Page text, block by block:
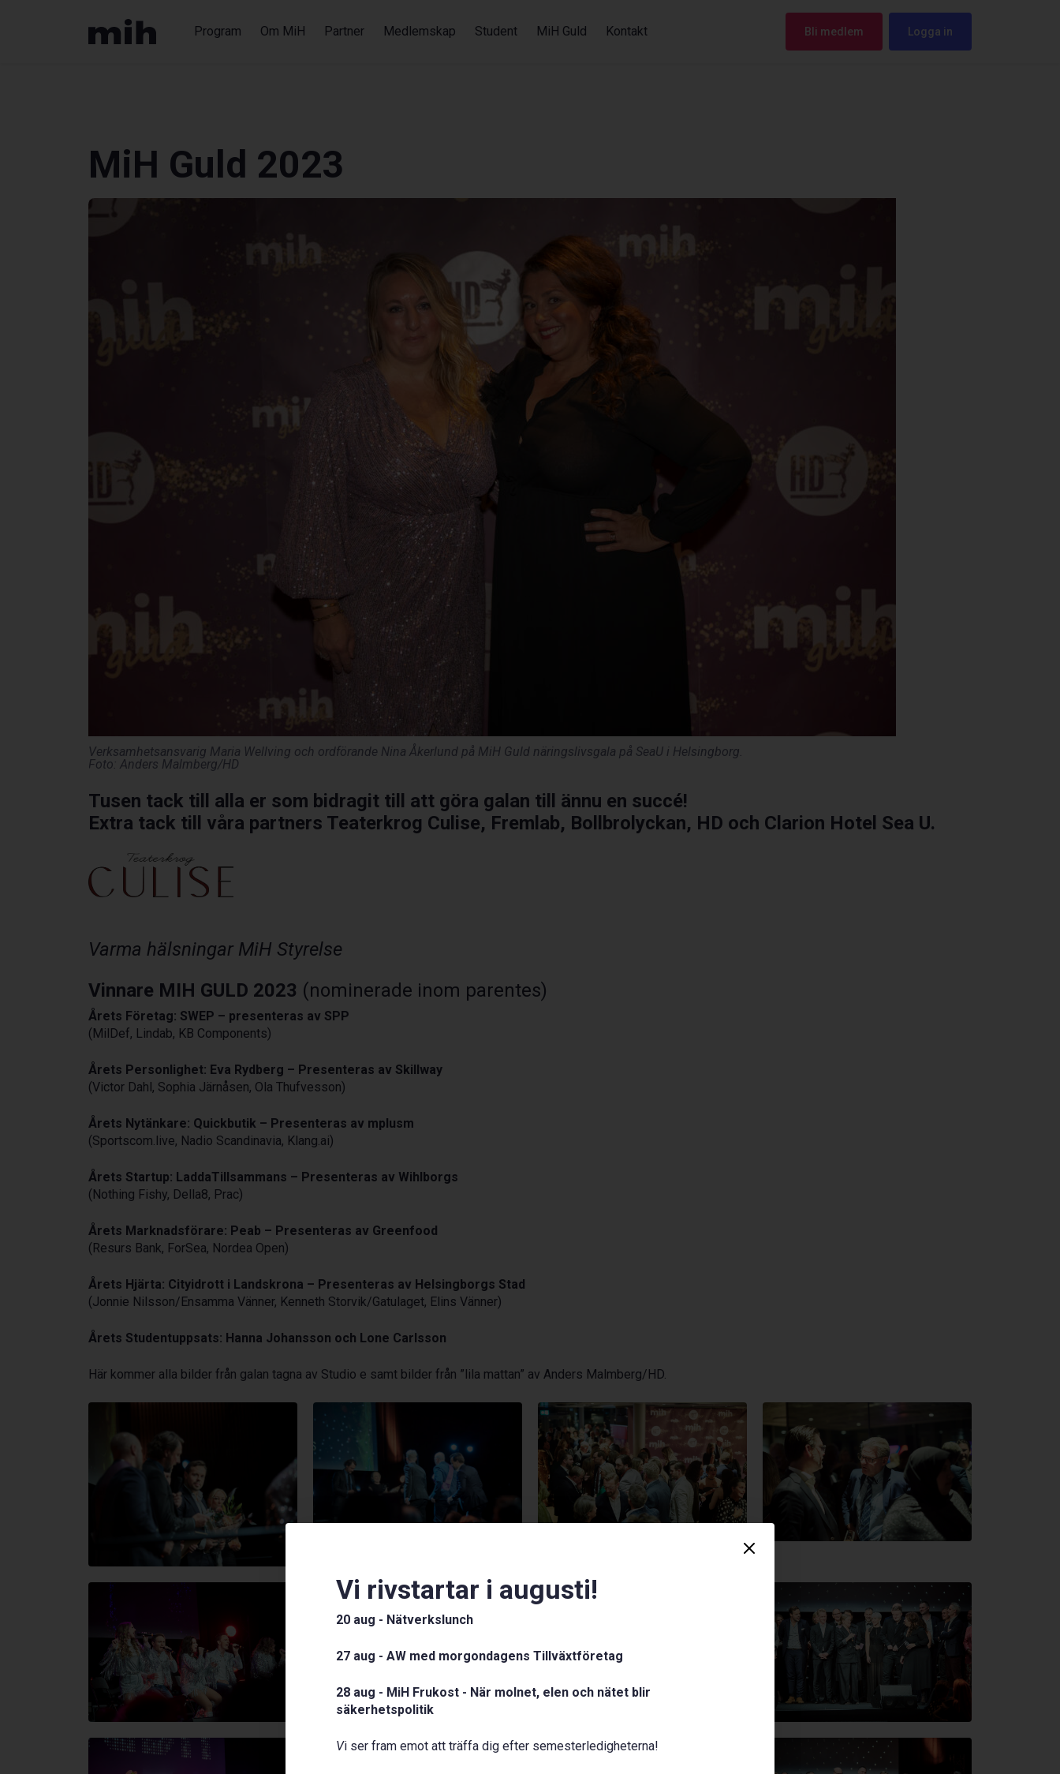
Bli medlem Logga in
Program Om MiH Partner Medlemskap Student MiH Guld Kontakt
MiH Guld 2023
Verksamhetsansvarig Maria Wellving och ordförande Nina Åkerlund på MiH Guld näringslivsgala på SeaU i Helsingborg.
Foto: Anders Malmberg/HD
Tusen tack till alla er som bidragit till att göra galan till ännu en succé!
Extra tack till våra partners Teaterkrog Culise, Fremlab, Bollbrolyckan, HD och Clarion Hotel Sea U.
Varma hälsningar MiH Styrelse
Vinnare MIH GULD 2023 (nominerade inom parentes)
Årets Företag: SWEP – presenteras av SPP
(MilDef, Lindab, KB Components)
Årets Personlighet: Eva Rydberg – Presenteras av Skillway
(Victor Dahl, Sophia Järnåsen, Ola Thufvesson)
Årets Nytänkare: Quickbutik – Presenteras av mplusm
(Sportscom.live, Nadio Scandinavia, Klang.ai)
Årets Startup: LaddaTillsammans – Presenteras av Wihlborgs
(Nothing Fishy, Della8, Prac)
Årets Marknadsförare: Peab – Presenteras av Greenfood
(Resurs Bank, ForSea, Nordea Open)
Årets Hjärta: Cityidrott i Landskrona – Presenteras av Helsingborgs Stad
(Jonnie Nilsson/Ensamma Vänner, Kenneth Storvik/Gatulaget, Elins Vänner)
Årets Studentuppsats: Hanna Johansson och Lone Carlsson
Här kommer alla bilder från galan tagna av Studio e samt bilder från ”lila mattan” av Anders Malmberg/HD.
Vi rivstartar i augusti!
20 aug - Nätverkslunch
27 aug - AW med morgondagens Tillväxtföretag
28 aug - MiH Frukost - När molnet, elen och nätet blir
säkerhetspolitik
Vi ser fram emot att träffa dig efter semesterledigheterna!